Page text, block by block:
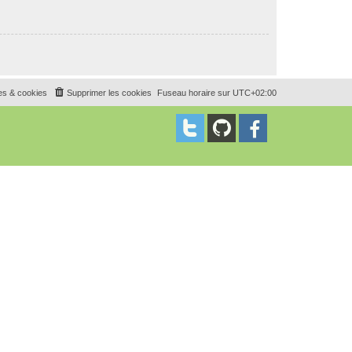
Fuseau horaire sur UTC+02:00
Supprimer les cookies
& cookies